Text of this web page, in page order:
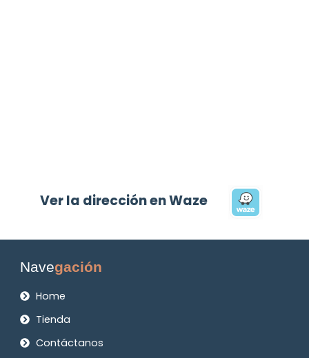
Ver la dirección en Waze
Navegación
Home
Tienda
Contáctanos